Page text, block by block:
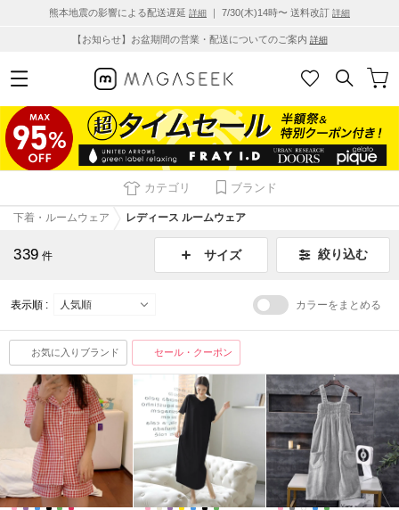
熊本地震の影響による配送遅延 詳細 ｜ 7/30(木)14時〜 送料改訂 詳細
【お知らせ】お盆期間の営業・配送についてのご案内 詳細
カテゴリ ブランド
下着・ルームウェア レディース ルームウェア
339 件 サイズ 絞り込む
表示順 : カラーをまとめる
お気に入りブランド セール・クーポン